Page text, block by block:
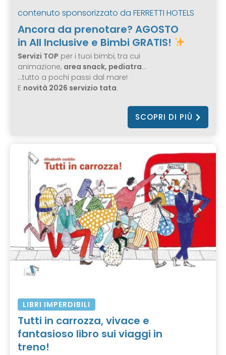
contenuto sponsorizzato da FERRETTI HOTELS
Ancora da prenotare? AGOSTO
in All Inclusive e Bimbi GRATIS!
Servizi TOP per i tuoi bimbi, tra cui
animazione, area snack, pediatra…
…tutto a pochi passi dal mare!
E novità 2026 servizio tata.
SCOPRI DI PIÙ
LIBRI IMPERDIBILI
Tutti in carrozza, vivace e
fantasioso libro sui viaggi in
treno!